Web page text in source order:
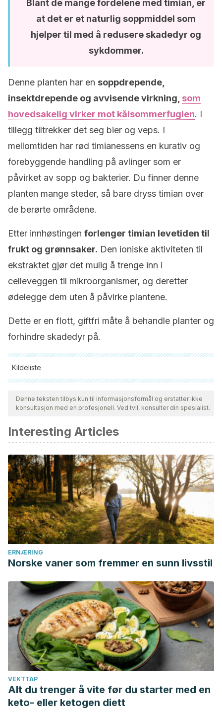
Blant de mange fordelene med timian, er
at det er et naturlig soppmiddel som
hjelper til med å redusere skadedyr og
sykdommer.
Denne planten har en soppdrepende,
insektdrepende og avvisende virkning, som
hovedsakelig virker mot kålsommerfuglen. I
tillegg tiltrekker det seg bier og veps. I
mellomtiden har rød timianessens en kurativ og
forebyggende handling på avlinger som er
påvirket av sopp og bakterier. Du finner denne
planten mange steder, så bare dryss timian over
de berørte områdene.
Etter innhøstingen forlenger timian levetiden til
frukt og grønnsaker. Den ioniske aktiviteten til
ekstraktet gjør det mulig å trenge inn i
celleveggen til mikroorganismer, og deretter
ødelegge dem uten å påvirke plantene.
Dette er en flott, giftfri måte å behandle planter og
forhindre skadedyr på.
Kildeliste
Alle siterte kilder ble grundig gjennomgått av teamet vårt for å
sikre deres kvalitet, pålitelighet, aktualitet og validitet.
Bibliografien i denne artikkelen ble betraktet som pålitelig og
López Luengo, M. T. (2006)
farmacológicas e indicaciones terapéuticas. Offarm:
Farmacia y Sociedad, ISSN 0212-047X, Vol. 25, No. 1 (ENE),
2006, Págs. 74-77, 25(1), 74–77. Retrieved from
https://dialnet.unirioja.es/servlet/articulo?codigo=5324615
Botanical online. (n.d.). Propiedades medicinales del
tomillo. Retrieved January 10, 2019, from
https://www.botanical-online.com/medicinalstimo.htm
Denne teksten tilbys kun til informasjonsformål og erstatter ikke
konsultasjon med en profesjonell. Ved tvil, konsulter din spesialist.
Interesting Articles
ERNÆRING
Norske vaner som fremmer en sunn livsstil
VEKTTAP
Alt du trenger å vite før du starter med en
keto- eller ketogen diett